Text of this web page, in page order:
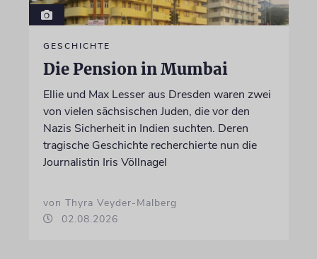
GESCHICHTE
Die Pension in Mumbai
Ellie und Max Lesser aus Dresden waren zwei
von vielen sächsischen Juden, die vor den
Nazis Sicherheit in Indien suchten. Deren
tragische Geschichte recherchierte nun die
Journalistin Iris Völlnagel
von Thyra Veyder-Malberg
02.08.2026